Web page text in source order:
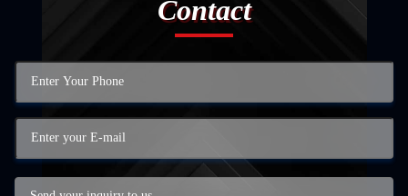
Contact